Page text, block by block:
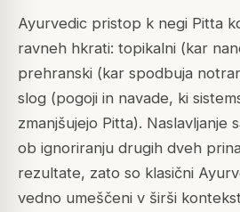
Ayurvedic pristop k negi Pitta
ravneh hkrati: topikalni (kar
prehranski (kar spodbuja
slog (pogoji in navade, ki
zmanjšujejo Pitta). Naslavljanje
ob ignoriranju drugih dveh
rezultate, zato so klasični
vedno umeščeni v širši